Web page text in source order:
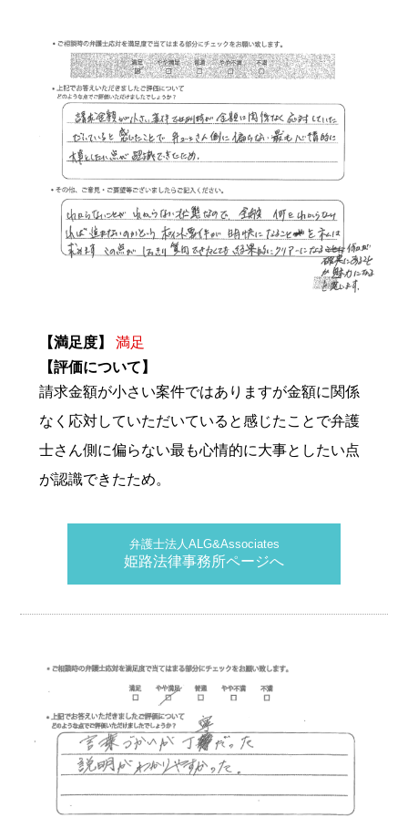
【満足度】
満足
【評価について】
請求金額が小さい案件ではありますが金額に関係
なく応対していただいていると感じたことで弁護
士さん側に偏らない最も心情的に大事としたい点
が認識できたため。
弁護士法人ALG&Associates
姫路法律事務所ページへ